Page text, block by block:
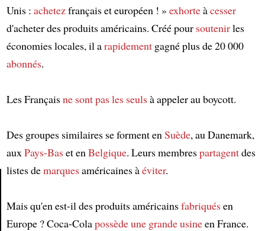
Article
Unis : achetezfrançais et européen ! » exhorteàcesser
d'acheter des produits américains. Créé pour soutenirles
économies locales, il arapidementgagné plus de 20 000
abonnés.
Les Françaisne sont pas les seulsà appeler au boycott.
Des groupes similaires se forment enSuède, au Danemark,
auxPays-Baset enBelgique. Leurs membrespartagentdes
listes demarquesaméricaines àéviter.
Mais qu'en est-il des produits américainsfabriquésen
Europe ? Coca-Colapossèdeune grande usineen France.